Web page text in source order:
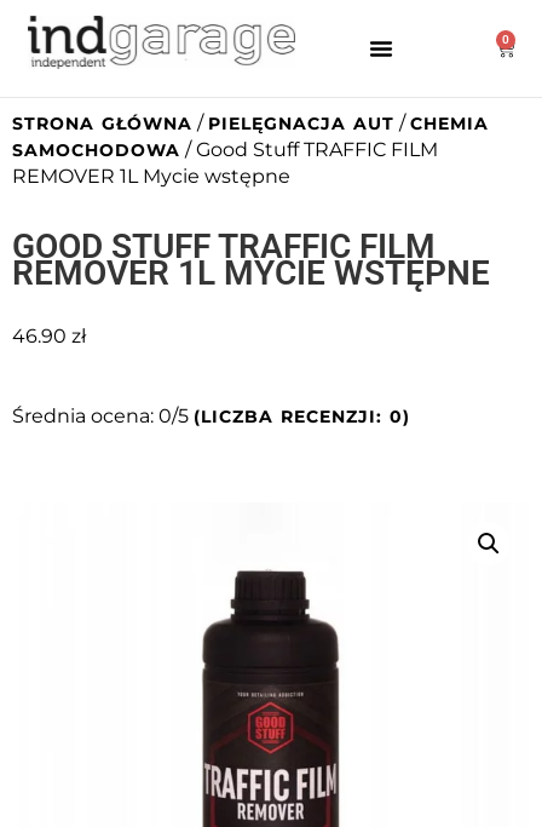
0
STRONA GŁÓWNA / PIELĘGNACJA AUT /CHEMIA
SAMOCHODOWA / Good Stuff TRAFFIC FILM
REMOVER 1L Mycie wstępne
GOOD STUFF TRAFFIC FILM
REMOVER 1L MYCIE WSTĘPNE
46.90 zł
Średnia ocena: 0/5 (LICZBA RECENZJI: 0)